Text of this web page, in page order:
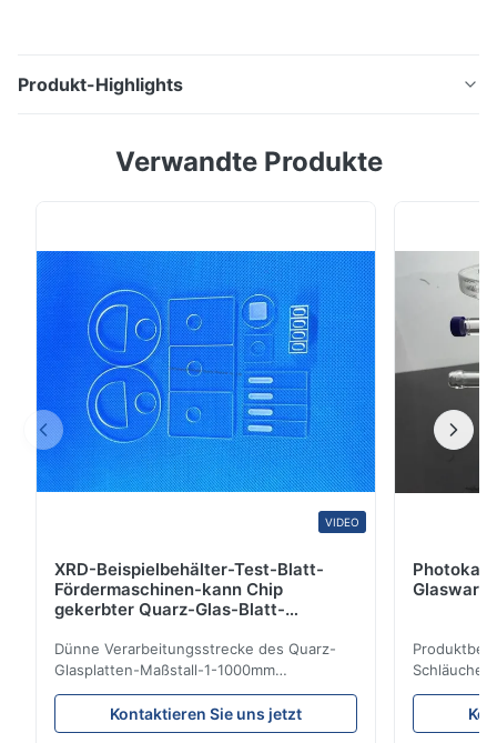
Produkt-Highlights
des Quarzglas-Blattes transimittance sichtbares Licht
Reinheitsgrades mit ausgezeichneter
Wärmestoßstabilität und hoher Beförderung
hergestellt. Sie ist in ...
Verwandte Produkte
VIDEO
XRD-Beispielbehälter-Test-Blatt-
Fördermaschinen-kann Chip
gekerbter Quarz-Glas-Blatt-
angefertigt werden
Dünne Verarbeitungsstrecke des Quarz-
Glasplatten-Maßstall-1-1000mm
Produktbeschreibung: Fixierte klare
Silikonquarzglasplatte wird vom Quarzsand
des hohen Reinheitsgrades mit
Kontaktieren Sie uns jetzt
Schläuche
Leistung
Oberfläche